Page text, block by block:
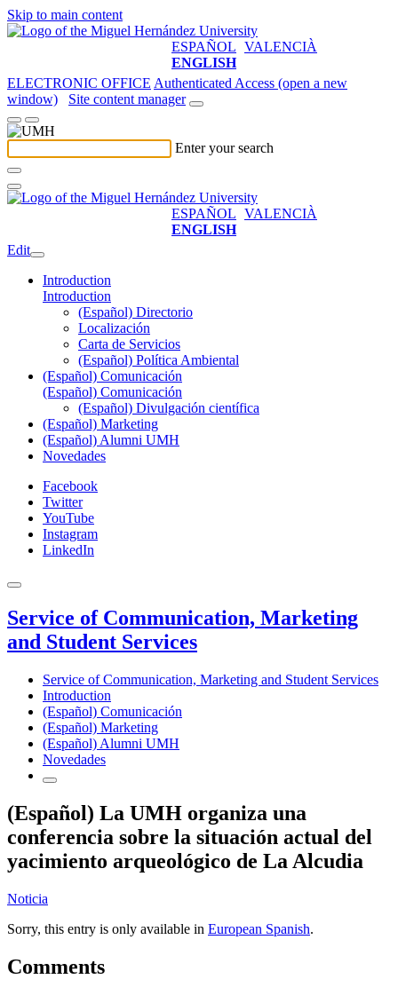
Skip to main content
ESPAÑOL VALENCIÀ
ENGLISH
ELECTRONIC OFFICE Authenticated Access (open a new
window)
Site content manager
Enter your search
ESPAÑOL VALENCIÀ
ENGLISH
Edit
Introduction
Introduction
(Español) Directorio
Localización
Carta de Servicios
(Español) Política Ambiental
(Español) Comunicación
(Español) Comunicación
(Español) Divulgación científica
(Español) Marketing
(Español) Alumni UMH
Novedades
Facebook
Twitter
YouTube
Instagram
LinkedIn
Service of Communication, Marketing
and Student Services
Service of Communication, Marketing and Student Services
Introduction
(Español) Comunicación
(Español) Marketing
(Español) Alumni UMH
Novedades
(Español) La UMH organiza una
conferencia sobre la situación actual del
yacimiento arqueológico de La Alcudia
Noticia
Sorry, this entry is only available in European Spanish.
Comments